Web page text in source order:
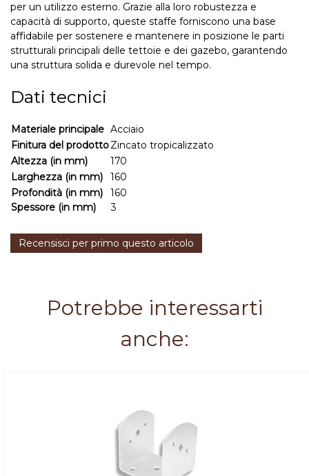
per un utilizzo esterno. Grazie alla loro robustezza e
capacità di supporto, queste staffe forniscono una base
affidabile per sostenere e mantenere in posizione le parti
strutturali principali delle tettoie e dei gazebo, garantendo
una struttura solida e durevole nel tempo.
Dati tecnici
Materiale principale Acciaio
Finitura del prodottoZincato tropicalizzato
Altezza (in mm)
170
Larghezza (in mm)
160
Profondità (in mm)
Spessore (in mm)
160
3
Recensisci per primo questo articolo
Potrebbe interessarti
anche: